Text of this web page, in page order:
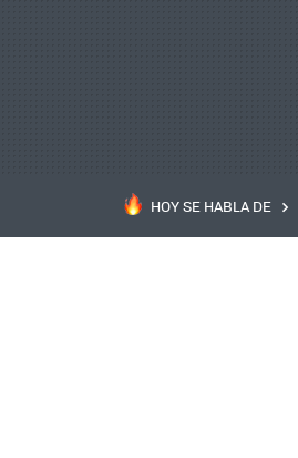
HOY SE HABLA DE